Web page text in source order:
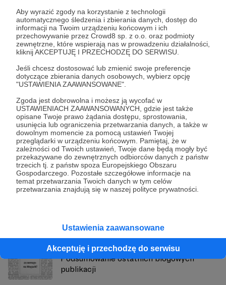
Aby wyrazić zgody na korzystanie z technologii
automatycznego śledzenia i zbierania danych, dostęp do
informacji na Twoim urządzeniu końcowym i ich
przechowywanie przez Crowd8 sp. z o.o. oraz podmioty
zewnętrzne, które wspierają nas w prowadzeniu działalności,
kliknij AKCEPTUJĘ I PRZECHODZĘ DO SERWISU.
Jeśli chcesz dostosować lub zmienić swoje preferencje
dotyczące zbierania danych osobowych, wybierz opcję
"USTAWIENIA ZAAWANSOWANE".
Zgoda jest dobrowolna i możesz ją wycofać w
USTAWIENIACH ZAAWANSOWANYCH, gdzie jest także
opisane Twoje prawo żądania dostępu, sprostowania,
usunięcia lub ograniczenia przetwarzania danych, a także w
dowolnym momencie za pomocą ustawień Twojej
przeglądarki w urządzeniu końcowym. Pamiętaj, że w
zależności od Twoich ustawień, Twoje dane będą mogły być
przekazywane do zewnętrznych odbiorców danych z państw
trzecich tj. z państw spoza Europejskiego Obszaru
Gospodarczego. Pozostałe szczegółowe informacje na
temat przetwarzania Twoich danych w tym celów
przetwarzania znajdują się w naszej polityce prywatności.
Ustawienia zaawansowane
Akceptuję i przechodzę do serwisu
Udostępnij
ProgramistaNaSwoim.pl
Zobacz profil autora
Zobacz również
Plik PDF: Jednoosobowa działalność
gospodarcza krok po kroku
publikacji
Podsumowanie ostatnich blogowych
publikacji